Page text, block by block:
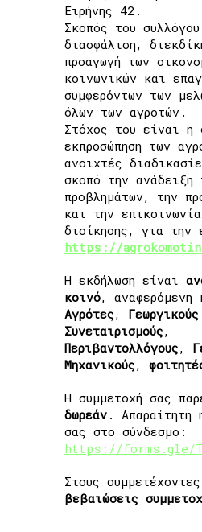
Ειρήνης 42.
Σκοπός του
διασφάλιση,
προαγωγή των
κοινωνικών και
συμφερόντων των
όλων των αγροτών.
Στόχος του είναι η
εκπροσώπηση των
ανοιχτές
σκοπό την ανάδειξη
προβλημάτων, την
και την
διοίκησης, για την
https://
Η εκδήλωση είναι
κοινό, αναφερόμενη
Αγρότες, Γεωργικούς
Συνεταιρισμούς,
Περιβαντολλόγους,
Μηχανικούς,
Η συμμετοχή σας
δωρεάν . Απαραίτητη
σας στο σύνδεσμο:
https://forms.gle/
Στους
βεβαιώσεις